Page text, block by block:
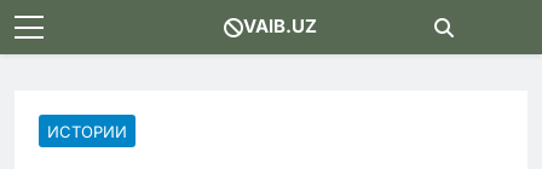
Skip
to
VAIB.UZ
ИСТОРИИ